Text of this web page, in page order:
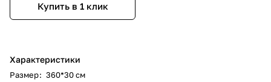
Купить в 1 клик
Характеристики
Размер: 360*30 см